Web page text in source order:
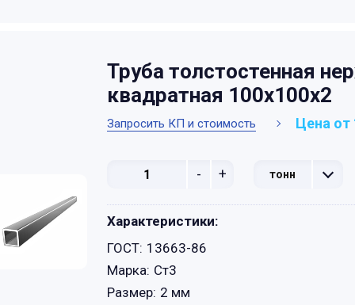
Труба толстостенная
квадратная 100х100х2
Запросить КП и стоимость Цена от
- + тонн
Характеристики:
ГОСТ: 13663-86
Марка: Ст3
Размер: 2 мм